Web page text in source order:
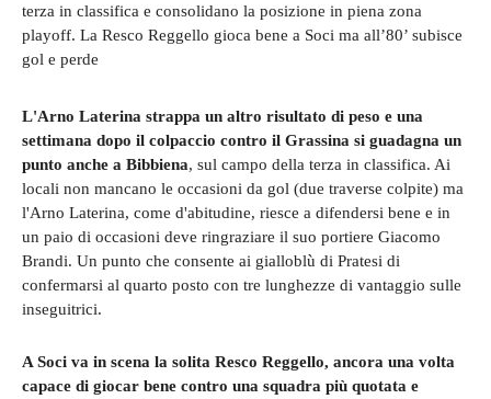
terza in classifica e consolidano la posizione in piena zona
playoff. La Resco Reggello gioca bene a Soci ma all’80’ subisce
gol e perde
L'Arno Laterina strappa un altro risultato di peso e una
settimana dopo il colpaccio contro il Grassina si guadagna un
punto anche a Bibbiena, sul campo della terza in classifica. Ai
locali non mancano le occasioni da gol (due traverse colpite) ma
l'Arno Laterina, come d'abitudine, riesce a difendersi bene e in
un paio di occasioni deve ringraziare il suo portiere Giacomo
Brandi. Un punto che consente ai gialloblù di Pratesi di
confermarsi al quarto posto con tre lunghezze di vantaggio sulle
inseguitrici.
A Soci va in scena la solita Resco Reggello, ancora una volta
capace di giocar bene contro una squadra più quotata e